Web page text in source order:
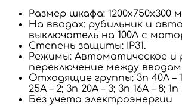
Размер шкафа: 1200х750х300
На вводах: рубильник и
выключатель на 100А с
Степень защиты: IP31.
Режимы: Автоматическое и
переключение между
Отходящие группы: 3п 40А –
25А – 2; 3п 20А – 3; 3п 16А – 8; 1п
Без учета электроэнергии